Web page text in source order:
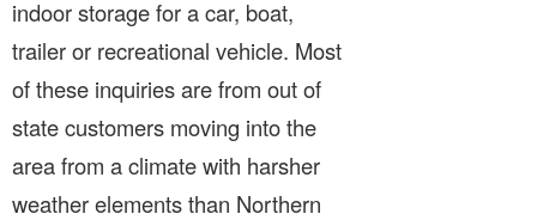
indoor storage for a car, boat,
trailer or recreational vehicle. Most
of these inquiries are from out of
state customers moving into the
area from a climate with harsher
weather elements than Northern